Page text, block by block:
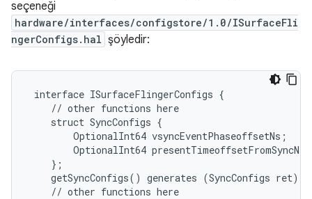
seçeneği
hardware/interfaces/configstore/1.0/ISurfaceFli
ngerConfigs.hal şöyledir:
interface ISurfaceFlingerConfigs {
    // other functions here
    struct SyncConfigs {
        OptionalInt64 vsyncEventPhaseoffsetNs;
        OptionalInt64 presentTimeoffsetFromSyncNs;
    };
    getSyncConfigs() generates (SyncConfigs ret);
    // other functions here